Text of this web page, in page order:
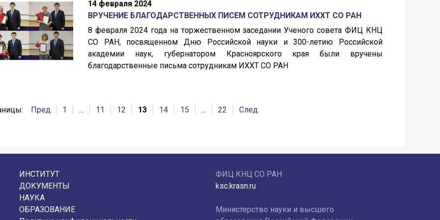
14 февраля 2024
ВРУЧЕНИЕ БЛАГОДАРСТВЕННЫХ ПИСЕМ СОТРУДНИКАМ ИХХТ СО РАН
8 февраля 2024 года на торжественном заседании Ученого совета ФИЦ КНЦ
СО РАН, посвященном Дню Российской науки и 300-летию Российской
академии наук, губернатором Красноярского края были вручены
благодарственные письма сотрудникам ИХХТ СО РАН
Пред. 1 ... 11 12 13 14 15 ... 22 След.
ИНСТИТУТ
ДОКУМЕНТЫ
НАУКА
ОБРАЗОВАНИЕ
ФИЦ КНЦ СО РАН
ksc.krasn.ru
Министерство науки и высшего